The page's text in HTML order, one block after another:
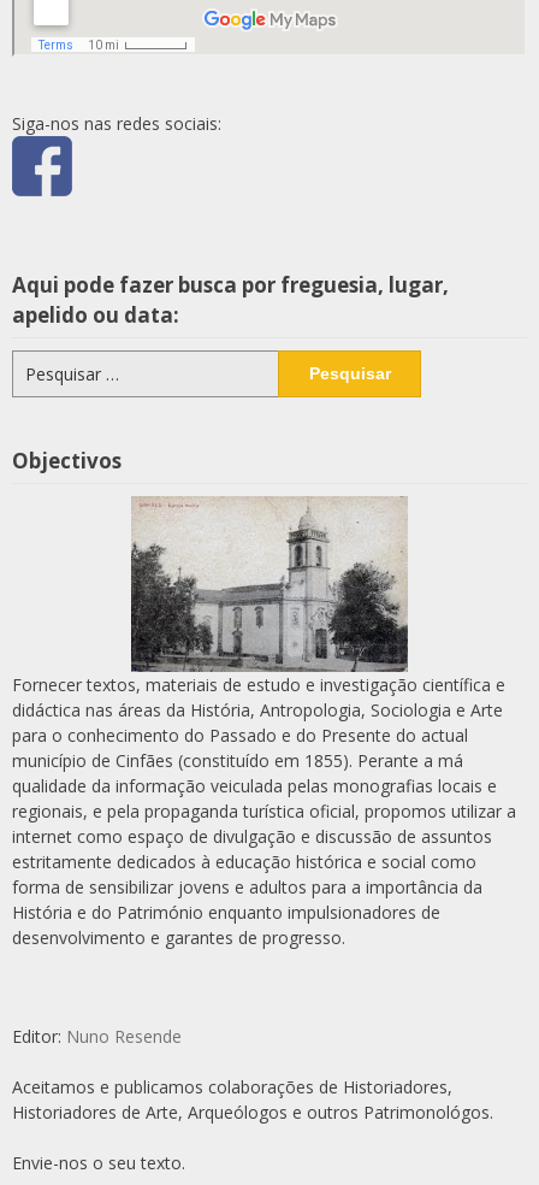
Siga-nos nas redes sociais:
Aqui pode fazer busca por freguesia, lugar,
apelido ou data:
por:
Objectivos
Fornecer textos, materiais de estudo e investigação científica e
didáctica nas áreas da História, Antropologia, Sociologia e Arte
para o conhecimento do Passado e do Presente do actual
município de Cinfães (constituído em 1855). Perante a má
qualidade da informação veiculada pelas monografias locais e
regionais, e pela propaganda turística oficial, propomos utilizar a
internet como espaço de divulgação e discussão de assuntos
estritamente dedicados à educação histórica e social como
forma de sensibilizar jovens e adultos para a importância da
História e do Património enquanto impulsionadores de
desenvolvimento e garantes de progresso.
Editor: Nuno Resende
Aceitamos e publicamos colaborações de Historiadores,
Historiadores de Arte, Arqueólogos e outros Patrimonológos.
Envie-nos o seu texto.